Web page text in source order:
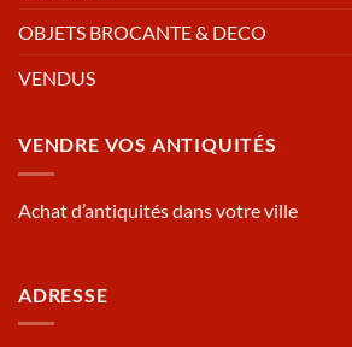
OBJETS BROCANTE & DECO
VENDUS
VENDRE VOS ANTIQUITÉS
Achat d’antiquités dans votre ville
ADRESSE